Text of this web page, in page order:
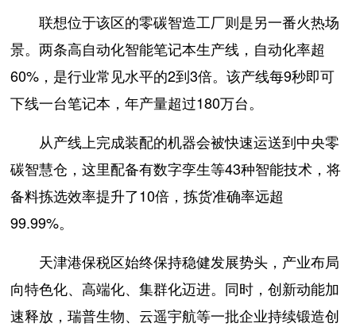
联想位于该区的零碳智造工厂则是另一番火热场
景。两条高自动化智能笔记本生产线，自动化率超
60%，是行业常见水平的2到3倍。该产线每9秒即可
下线一台笔记本，年产量超过180万台。
从产线上完成装配的机器会被快速运送到中央零
碳智慧仓，这里配备有数字孪生等43种智能技术，将
备料拣选效率提升了10倍，拣货准确率远超
99.99%。
天津港保税区始终保持稳健发展势头，产业布局
向特色化、高端化、集群化迈进。同时，创新动能加
速释放，瑞普生物、云遥宇航等一批企业持续锻造创